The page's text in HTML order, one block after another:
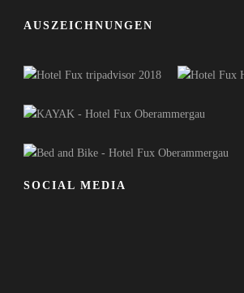
AUSZEICHNUNGEN
SOCIAL MEDIA